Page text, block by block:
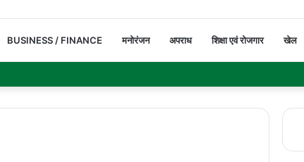
BUSINESS / FINANCE मनोरंजन अपराध शिक्षा एवं रोजगार खेल